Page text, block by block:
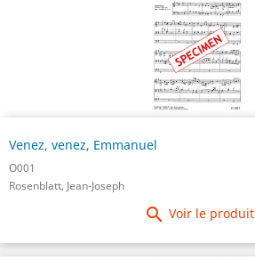
Venez, venez, Emmanuel
O001
Rosenblatt, Jean-Joseph
 Voir le produit